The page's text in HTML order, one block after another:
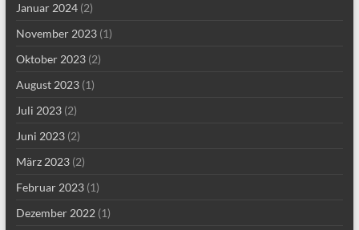
Januar 2024(2)
November 2023(1)
Oktober 2023(2)
August 2023(1)
Juli 2023(2)
Juni 2023(2)
März 2023(2)
Februar 2023(1)
Dezember 2022(1)